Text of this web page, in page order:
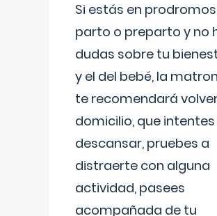
Si estás en
parto o preparto y no
dudas sobre tu
y el del bebé, la
te recomendará
domicilio, que intentes
descansar, pruebes a
distraerte con alguna
actividad, pasees
acompañada de tu